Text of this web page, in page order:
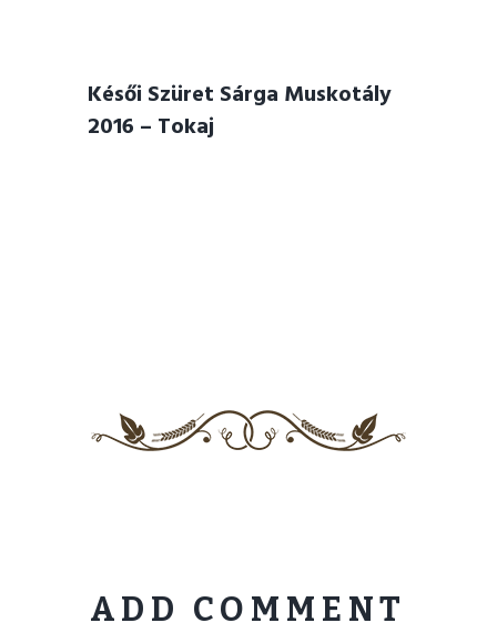
Késői Szüret Sárga Muskotály
2016 – Tokaj
ADD COMMENT